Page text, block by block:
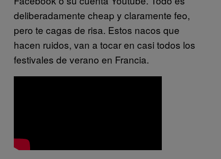
deliberadamente cheap y claramente feo,
pero te cagas de risa. Estos nacos que
hacen ruidos, van a tocar en casi todos los
festivales de verano en Francia.